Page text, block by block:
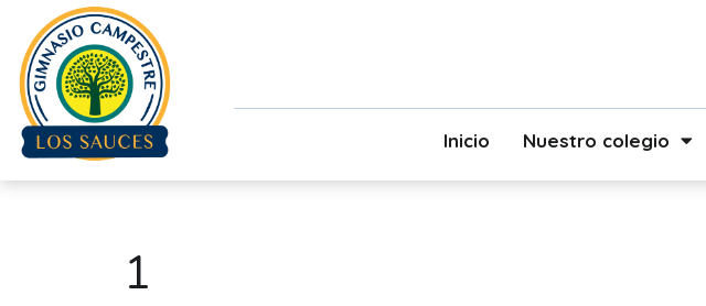
Inicio Nuestro colegio
1